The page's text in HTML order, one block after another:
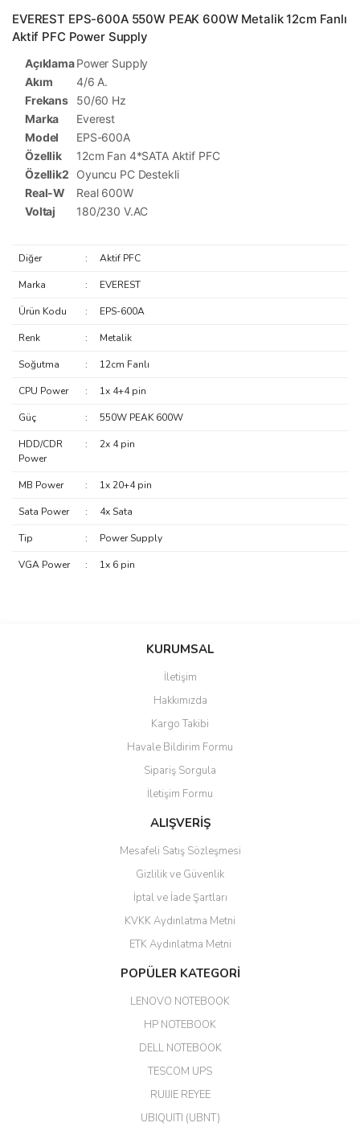
EVEREST EPS-600A 550W PEAK 600W Metalik 12cm Fanlı
Aktif PFC Power Supply
AçıklamaPower Supply
Akım
4/6 A.
Frekans
50/60 Hz
Marka
Everest
Model
EPS-600A
Özellik
12cm Fan 4*SATA Aktif PFC
Özellik2
Oyuncu PC Destekli
Real-W
Real 600W
Voltaj
180/230 V.AC
Diğer : Aktif PFC
Marka : EVEREST
Ürün Kodu : EPS-600A
Renk : Metalik
Soğutma : 12cm Fanlı
CPU Power : 1x 4+4 pin
Güç : 550W PEAK 600W
HDD/CDR
Power
: 2x 4 pin
MB Power : 1x 20+4 pin
Sata Power : 4x Sata
Tip : Power Supply
VGA Power : 1x 6 pin
Bu ürüne ilk yorumu siz yapın!
güzel paketlenmiş ama yanında
ile 24 izlenmektedir diye küçük
bir tabela olsa daha hoş
hızlı güvenli bir alışveriş oldu
Yalçın Kaya | 20/06/2026
ahmet yiğit | 29/04/2026
Aldığım ürün kapalı kutu teslim
edildi. Teşekkür ederim.
GÜRKAN KETHÜDAOĞLU |
KURUMSAL
İletişim
Hakkımızda
Kargo Takibi
Havale Bildirim Formu
Sipariş Sorgula
İletişim Formu
ALIŞVERİŞ
Mesafeli Satış Sözleşmesi
Gizlilik ve Güvenlik
İptal ve İade Şartları
KVKK Aydınlatma Metni
ETK Aydınlatma Metni
POPÜLER KATEGORİ
LENOVO NOTEBOOK
HP NOTEBOOK
DELL NOTEBOOK
TESCOM UPS
RUIJIE REYEE
UBIQUITI (UBNT)